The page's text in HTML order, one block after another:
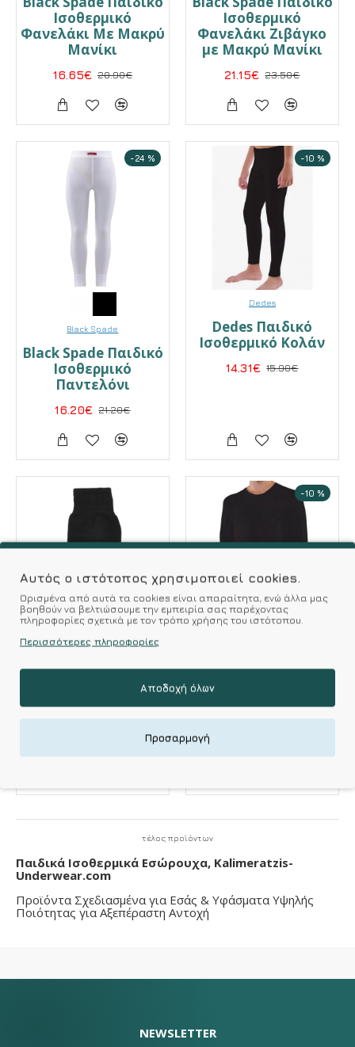
Ισοθερμικό
Φανελάκι Με Μακρύ
Μανίκι
16.65€ 20.90€
Ισοθερμικό
Φανελάκι Ζιβάγκο
με Μακρύ Μανίκι
21.15€ 23.50€
-24 %
Black Spade
Black Spade Παιδικό
Ισοθερμικό
Παντελόνι
16.20€ 21.20€
-10 %
Dedes
Dedes Παιδικό
Ισοθερμικό Κολάν
14.31€ 15.90€
Me-We
Μάλλινη Κάλτσα
5.90€
-10 %
Dedes Ισοθερμική
Παιδική Φανέλα
Mακρύ Mανίκι
τέλος προϊόντων
Παιδικά Ισοθερμικά Εσώρουχα, Kalimeratzis-
Underwear.com
Προϊόντα Σχεδιασμένα για Εσάς & Υφάσματα Υψηλής
Ποιότητας για Αξεπέραστη Αντοχή
NEWSLETTER
Αυτός ο ιστότοπος χρησιμοποιεί cookies.
Ορισμένα από αυτά τα cookies είναι απαραίτητα, ενώ άλλα μας
βοηθούν να βελτιώσουμε την εμπειρία σας παρέχοντας
πληροφορίες σχετικά με τον τρόπο χρήσης του ιστότοπου.
Περισσότερες πληροφορίες
Αποδοχή όλων
Προσαρμογή